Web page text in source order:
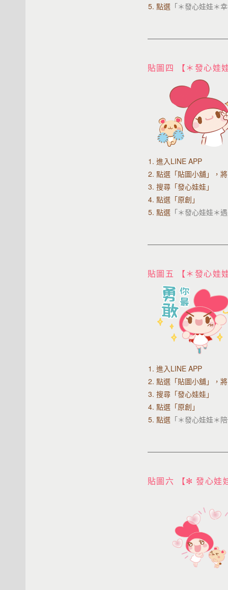
5. 點選「＊發心娃娃＊
貼圖四 【＊發心娃
1. 進入LINE APP
2. 點選「貼圖小舖」，
3. 搜尋「發心娃娃」
4. 點選「原創」
5. 點選「＊發心娃娃＊
貼圖五 【＊發心娃
1. 進入LINE APP
2. 點選「貼圖小舖」，
3. 搜尋「發心娃娃」
4. 點選「原創」
5. 點選「＊發心娃娃＊
貼圖六 【✻ 發心娃